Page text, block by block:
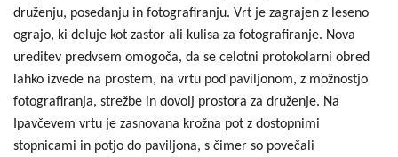
druženju, posedanju in fotografiranju. Vrt je zagrajen z leseno
ograjo, ki deluje kot zastor ali kulisa za fotografiranje. Nova
ureditev predvsem omogoča, da se celotni protokolarni obred
lahko izvede na prostem, na vrtu pod paviljonom, z možnostjo
fotografiranja, strežbe in dovolj prostora za druženje. Na
Ipavčevem vrtu je zasnovana krožna pot z dostopnimi
stopnicami in potjo do paviljona, s čimer so povečali